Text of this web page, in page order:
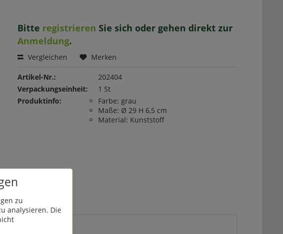
Bitte registrieren Sie sich oder gehen direkt zur
Anmeldung.
Vergleichen Merken
Artikel-Nr.:
202404
Verpackungseinheit:
1 St
Produktinfo:
Farbe: grau
Maße: Ø 29 H 6,5 cm
Material: Kunststoff
zu
analysieren. Die